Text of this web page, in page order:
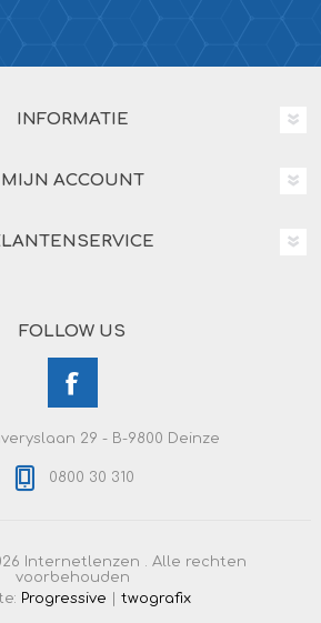
INFORMATIE
MIJN ACCOUNT
FOLLOW US
29 - B-9800 Deinze
0800 30 310
Internetlenzen . Alle rechten
voorbehouden
Progressive twografix